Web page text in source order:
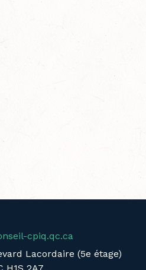
cpiq.qc.ca
Lacordaire (5e étage)